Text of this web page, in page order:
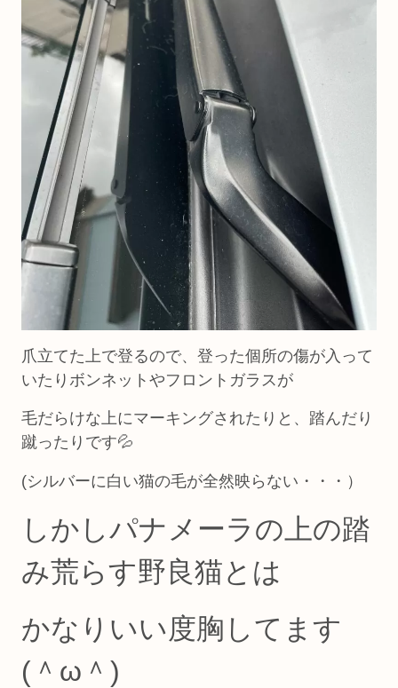
爪立てた上で登るので、登った個所の傷が入って
いたりボンネットやフロントガラスが
毛だらけな上にマーキングされたりと、踏んだり
蹴ったりです💦
(シルバーに白い猫の毛が全然映らない・・・）
しかしパナメーラの上の踏
み荒らす野良猫とは
かなりいい度胸してます
(＾ω＾)